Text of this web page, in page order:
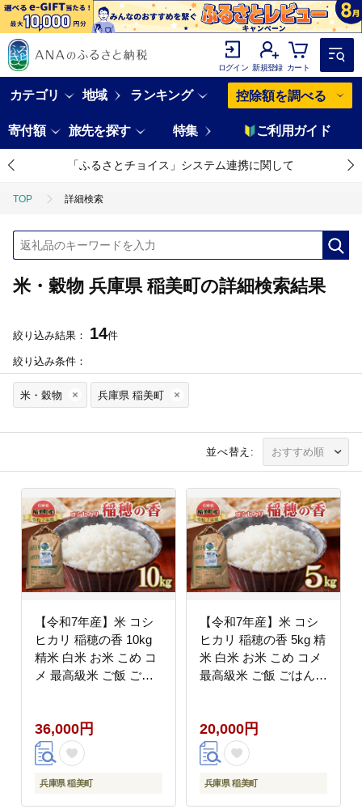
ログイン 新規登録 カート
カテゴリ 地域 ランキング 控除額を調べる
寄付額 旅先を探す 特集 ご利用ガイド
「ふるさとチョイス」システム連携に関して
TOP 詳細検索
米・穀物 兵庫県 稲美町の詳細検索結果
絞り込み結果： 14件
絞り込み条件：
米・穀物 兵庫県 稲美町
並べ替え:
【令和7年産】米 コシ
ヒカリ 稲穂の香 10kg
精米 白米 お米 こめ コ
メ 最高級米 ご飯 ごは
36,000円
兵庫県 稲美町
【令和7年産】米 コシ
ヒカリ 稲穂の香 5kg 精
米 白米 お米 こめ コメ
最高級米 ご飯 ごはん
20,000円
兵庫県 稲美町